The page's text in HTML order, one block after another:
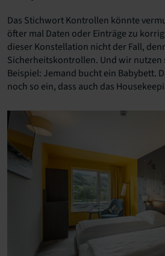
Das Stichwort Kontrollen könnte
öfter mal Daten oder Einträge zu
dieser Konstellation nicht der Fall,
Sicherheitskontrollen. Und wir nutzen
Beispiel: Jemand bucht ein Babybett.
noch so ein, dass auch das